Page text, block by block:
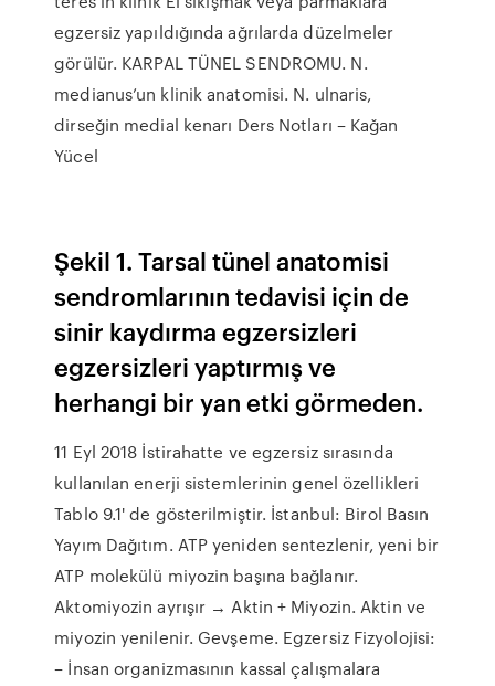
egzersiz yapıldığında ağrılarda düzelmeler
görülür. KARPAL TÜNEL SENDROMU. N.
medianus’un klinik anatomisi. N. ulnaris,
dirseğin medial kenarı Ders Notları – Kağan
Yücel
Şekil 1. Tarsal tünel anatomisi
sendromlarının tedavisi için de
sinir kaydırma egzersizleri
egzersizleri yaptırmış ve
herhangi bir yan etki görmeden.
11 Eyl 2018 İstirahatte ve egzersiz sırasında
kullanılan enerji sistemlerinin genel özellikleri
Tablo 9.1' de gösterilmiştir. İstanbul: Birol Basın
Yayım Dağıtım. ATP yeniden sentezlenir, yeni bir
ATP molekülü miyozin başına bağlanır.
Aktomiyozin ayrışır → Aktin + Miyozin. Aktin ve
miyozin yenilenir. Gevşeme. Egzersiz Fizyolojisi:
– İnsan organizmasının kassal çalışmalara